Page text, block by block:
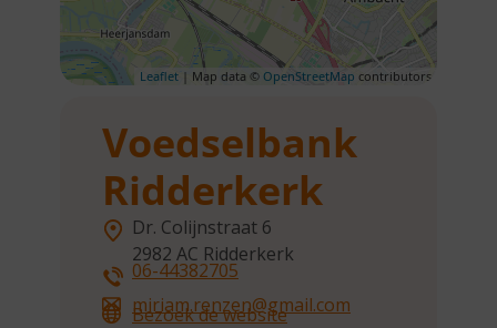
Leaflet | Map data © OpenStreetMap contributors
Voedselbank
Ridderkerk
Dr. Colijnstraat 6
2982 AC Ridderkerk
06-44382705
miriam.renzen@gmail.com
Bezoek de website